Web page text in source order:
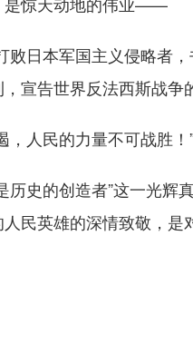
日本军国主义侵略者
宣告世界反法西斯战争
人民的力量不可战胜！
史的创造者”这一光辉
民英雄的深情致敬，